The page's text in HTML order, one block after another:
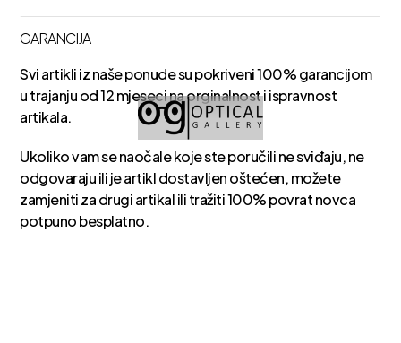
GARANCIJA
Svi artikli iz naše ponude su pokriveni 100% garancijom
u trajanju od 12 mjeseci na orginalnost i ispravnost
artikala.
Ukoliko vam se naočale koje ste poručili ne sviđaju, ne
odgovaraju ili je artikl dostavljen oštećen, možete
zamjeniti za drugi artikal ili tražiti 100% povrat novca
potpuno besplatno.